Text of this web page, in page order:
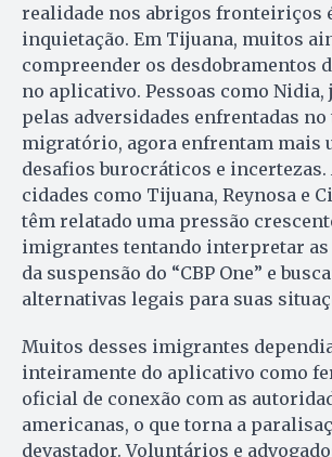
realidade nos abrigos fronteiriços
inquietação. Em Tijuana, muitos
compreender os desdobramentos
no aplicativo. Pessoas como Nidia,
pelas adversidades enfrentadas
migratório, agora enfrentam mais
desafios burocráticos e incertezas.
cidades como Tijuana, Reynosa e
têm relatado uma pressão
imigrantes tentando interpretar
da suspensão do “CBP One” e
alternativas legais para suas
Muitos desses imigrantes
inteiramente do aplicativo como
oficial de conexão com as
americanas, o que torna a
devastador. Voluntários e